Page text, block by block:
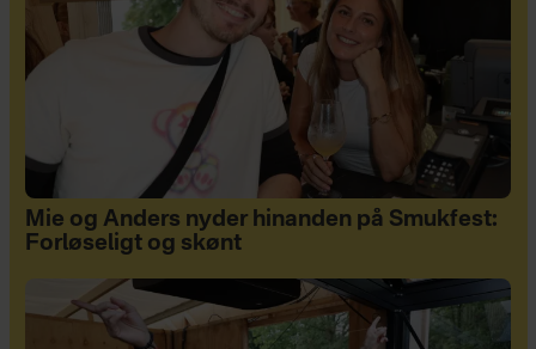
Mie og Anders nyder hinanden på Smukfest:
Forløseligt og skønt